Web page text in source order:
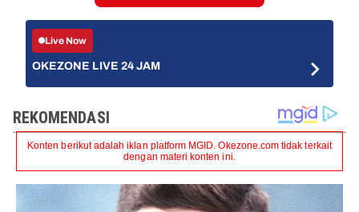
Live Now
OKEZONE LIVE 24 JAM